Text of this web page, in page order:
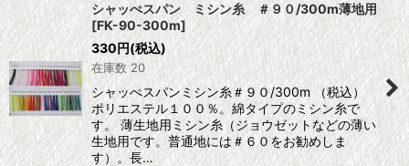
シャッぺスパン ミシン糸 ＃９０/300m薄地用
[FK-90-300m]
330円(税込)
在庫数 20
シャッぺスパンミシン糸＃９０/300m （税込）
ポリエステル１００％。綿タイプのミシン糸で
す。 薄生地用ミシン糸（ジョウゼットなどの薄い
生地用です。普通地には＃６０をお勧めしま
す）。長…